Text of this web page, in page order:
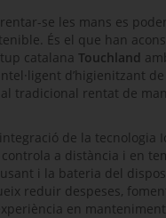
se les mans es
És el que han
catalana Touchland
d’higienitzant
tradicional rentat de
de la tecnologia
a distància i en
i la bateria del
reduir despeses,
en manteniment.